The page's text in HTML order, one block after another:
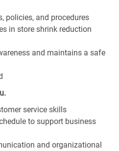
policies, and procedures
in store shrink reduction
and maintains a safe
service skills
to support business
and organizational